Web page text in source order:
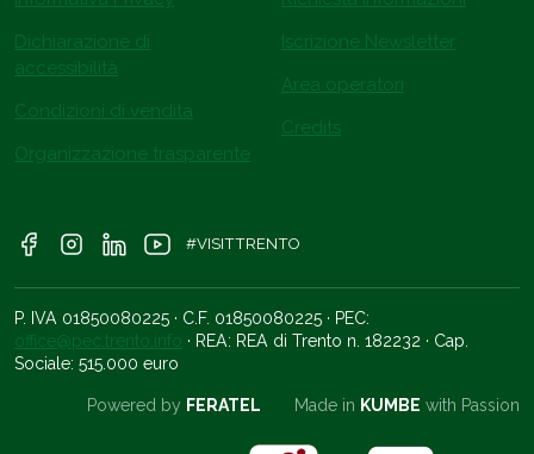
Dichiarazione di
accessibilità
Condizioni di vendita
Organizzazione trasparente
Iscrizione Newsletter
Area operatori
Credits
#VISITTRENTO
P. IVA 01850080225 · C.F. 01850080225 · PEC:
office@pec.trento.info · REA: REA di Trento n. 182232 · Cap.
Sociale: 515.000 euro
Powered by FERATEL Made in KUMBE with Passion